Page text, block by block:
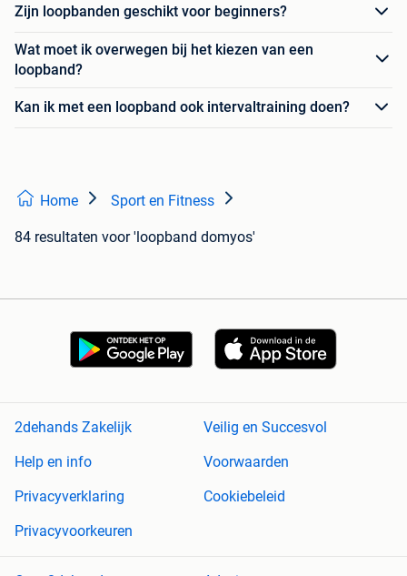
Zijn loopbanden geschikt voor beginners?
Wat moet ik overwegen bij het kiezen van een
loopband?
Kan ik met een loopband ook intervaltraining doen?
Home Sport en Fitness
84 resultaten voor 'loopband domyos'
2dehands Zakelijk
Veilig en Succesvol
Help en info
Voorwaarden
Privacyverklaring
Cookiebeleid
Privacyvoorkeuren